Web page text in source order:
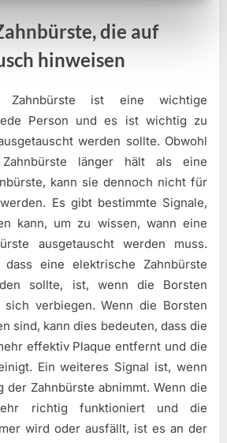
die auf
hinweisen
Zahnbürste ist eine wichtige
Person und es ist wichtig zu
werden sollte. Obwohl
länger hält als eine
kann sie dennoch nicht für
Es gibt bestimmte Signale,
kann, um zu wissen, wann eine
ausgetauscht werden muss.
eine elektrische Zahnbürste
sollte, ist, wenn die Borsten
verbiegen. Wenn die Borsten
sind, kann dies bedeuten, dass die
effektiv Plaque entfernt und die
Ein weiteres Signal ist, wenn
der Zahnbürste abnimmt. Wenn die
richtig funktioniert und die
wird oder ausfällt, ist es an der